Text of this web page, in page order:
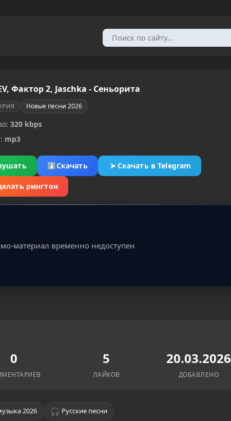
Фактор 2, Jaschka - Сеньорита
Новые песни 2026
320 kbps
mp3
⬇Скачать ➤Скачать в Telegram
рингтон
материал временно недоступен
0 5
ЛАЙКОВ
20.03.2026
ДОБАВЛЕНО
2026 🎧 Русские песни